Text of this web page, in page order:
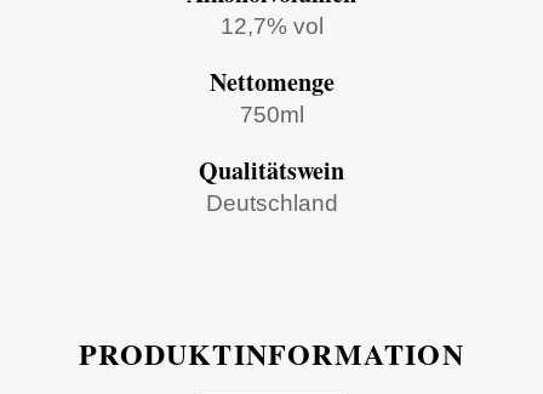
12,7% vol
Nettomenge
750ml
Qualitätswein
Deutschland
PRODUKTINFORMATION